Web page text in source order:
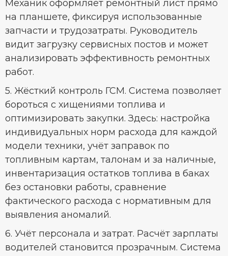
Механик оформляет ремонтный лист прямо
на планшете, фиксируя использованные
запчасти и трудозатраты. Руководитель
видит загрузку сервисных постов и может
анализировать эффективность ремонтных
работ.
5. Жёсткий контроль ГСМ. Система позволяет
бороться с хищениями топлива и
оптимизировать закупки. Здесь: настройка
индивидуальных норм расхода для каждой
модели техники, учёт заправок по
топливным картам, талонам и за наличные,
инвентаризация остатков топлива в баках
без остановки работы, сравнение
фактического расхода с нормативным для
выявления аномалий.
6. Учёт персонала и затрат. Расчёт зарплаты
водителей становится прозрачным. Система